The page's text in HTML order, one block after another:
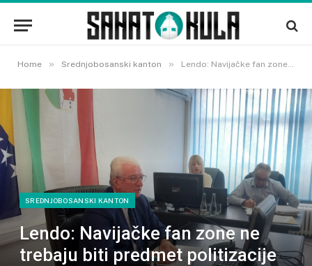
Home » Srednjobosanski kanton » Lendo: Navijačke fan zone ne trebaju biti predmet politizacije
SREDNJOBOSANSKI KANTON
Lendo: Navijačke fan zone ne
trebaju biti predmet politizacije